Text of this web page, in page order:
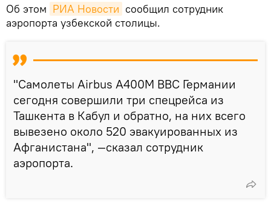
Об этом РИА Новости сообщил сотрудник
аэропорта узбекской столицы.
"Самолеты Airbus A400M ВВС Германии
сегодня совершили три спецрейса из
Ташкента в Кабул и обратно, на них всего
вывезено около 520 эвакуированных из
Афганистана", —сказал сотрудник
аэропорта.